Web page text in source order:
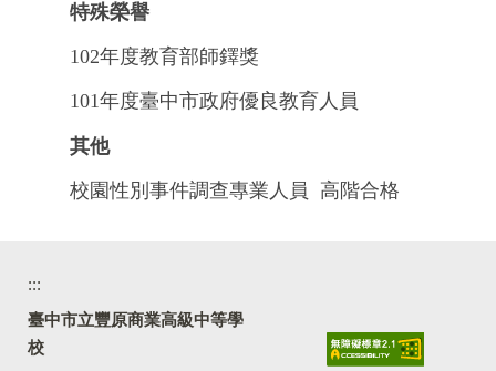
特殊榮譽
102年度教育部師鐸獎
101年度臺中市政府優良教育人員
其他
校園性別事件調查專業人員 高階合格
:::
臺中市立豐原商業高級中等學
校